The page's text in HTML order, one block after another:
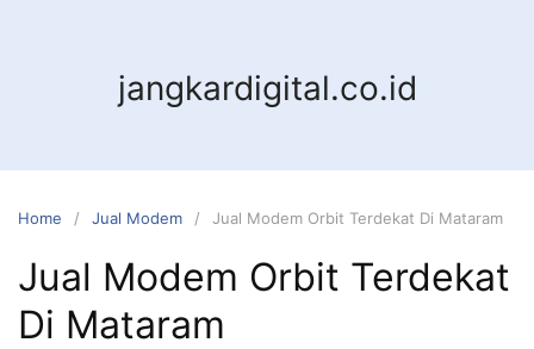
jangkardigital.co.id
Home Jual Modem Jual Modem Orbit Terdekat Di Mataram
Jual Modem Orbit Terdekat
Di Mataram